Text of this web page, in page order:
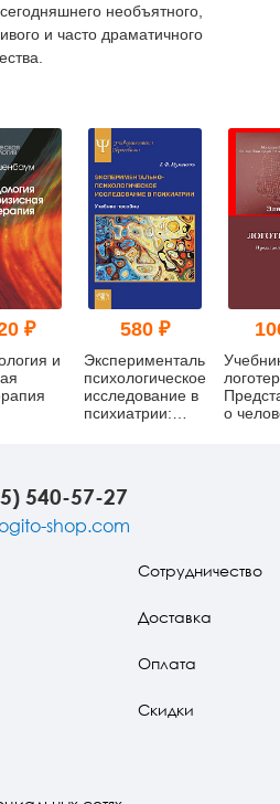
необъятного,
и часто драматичного
₽
и
580 ₽
Экспериментально-
психологическое
исследование в
психиатрии:
о
540-57-27
shop.com
Сотрудничество
Доставка
Оплата
Скидки